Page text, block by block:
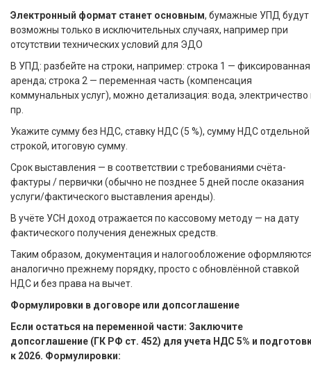
Электронный формат станет основным, бумажные УПД будут
возможны только в исключительных случаях, например при
отсутствии технических условий для ЭДО
В УПД: разбейте на строки, например: строка 1 — фиксированная
аренда; строка 2 — переменная часть (компенсация
коммунальных услуг), можно детализация: вода, электричество
пр.
Укажите сумму без НДС, ставку НДС (5 %), сумму НДС отдельной
строкой, итоговую сумму.
Срок выставления — в соответствии с требованиями счёта-
фактуры / первички (обычно не позднее 5 дней после оказания
услуги/фактического выставления аренды).
В учёте УСН доход отражается по кассовому методу — на дату
фактического получения денежных средств.
Таким образом, документация и налогообложение
аналогично прежнему порядку, просто с обновлённой ставкой
НДС и без права на вычет.
Формулировки в договоре или допсоглашение
Если остаться на переменной части: Заключите
допсоглашение (ГК РФ ст. 452) для учета НДС 5% и
к 2026. Формулировки: